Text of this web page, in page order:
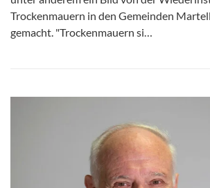
Trockenmauern in den Gemeinden
gemacht. "Trockenmauern si…